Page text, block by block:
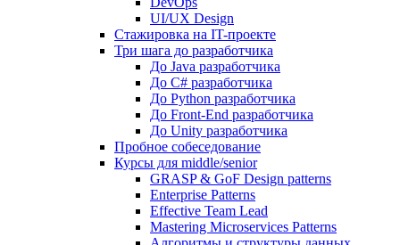
UI/UX Design
Стажировка на IT-проекте
Три шага до разработчика
До Java разработчика
До C# разработчика
До Python разработчика
До Front-End разработчика
До Unity разработчика
Пробное собеседование
Курсы для middle/senior
GRASP & GoF Design patterns
Enterprise Patterns
Effective Team Lead
Mastering Microservices Patterns